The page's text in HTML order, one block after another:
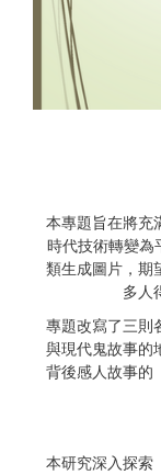
本專題旨在將充
時代技術轉變為
類生成圖片， 期
多人
專題改寫了三則
與現代鬼故事的
背後感人故事的
本研究深入探索